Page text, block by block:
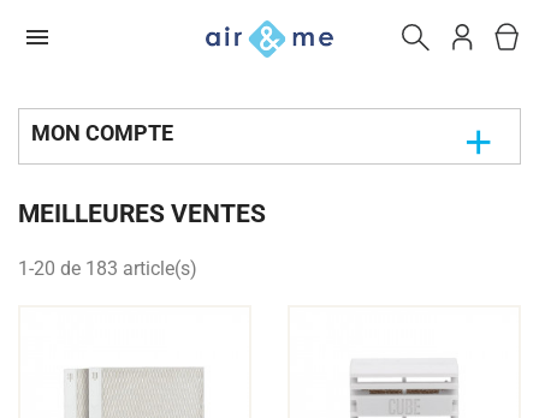
MON COMPTE
MEILLEURES VENTES
1-20 de 183 article(s)